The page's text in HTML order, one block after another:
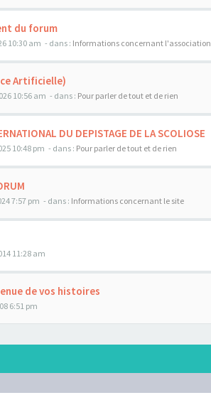
du forum
10:30 am - dans : Informations concernant l'association
Artificielle)
10:56 am - dans : Pour parler de tout et de rien
DU DEPISTAGE DE LA SCOLIOSE
10:48 pm - dans : Pour parler de tout et de rien
7:57 pm - dans : Informations concernant le site
11:28 am
de vos histoires
6:51 pm